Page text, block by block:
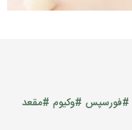
#فورسپس #وکیوم #مقعد